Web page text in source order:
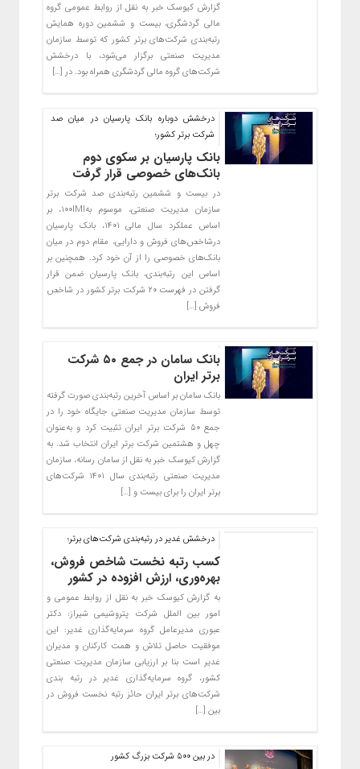
گزارش کیوسک خبر به نقل از روابط عمومی گروه
مالی گردشگری، بیست و ششمین دوره همایش
رتبه‌بندی شرکت‌های برتر کشور که توسط سازمان
مدیریت صنعتی برگزار می‌شود، با درخشش
شرکت‌های گروه مالی گردشگری همراه بود. در […]
درخشش دوباره بانک پارسیان در میان صد
شرکت برتر کشور؛
بانک پارسیان بر سکوی دوم
بانک‌های خصوصی قرار گرفت
در بیست و ششمین رتبه‌بندی صد شرکت برتر
سازمان مدیریت صنعتی، موسوم به۱۰۰IMI، بر
اساس عملکرد سال مالی ۱۴۰۱، بانک پارسیان
درشاخص‌های فروش و دارایی، مقام دوم در میان
بانک‌های خصوصی را از آن خود کرد. همچنین بر
اساس این رتبه‌بندی، بانک پارسیان ضمن قرار
گرفتن در فهرست ۲۰ شرکت برتر کشور در شاخص
فروش […]
بانک سامان در جمع ۵۰ شرکت
برتر ایران
بانک سامان بر اساس آخرین رتبه‌بندی صورت گرفته
توسط سازمان مدیریت صنعتی جایگاه خود را در
جمع ۵۰ شرکت برتر ایران تثبیت کرد و به‌عنوان
چهل و هشتمین شرکت برتر ایران انتخاب شد. به
گزارش کیوسک خبر به نقل از سامان رسانه، سازمان
مدیریت صنعتی رتبه‌بندی سال ۱۴۰۱ شرکت‌های
برتر ایران را برای بیست و […]
درخشش غدیر در رتبه‌بندی شركت‌های برتر؛
کسب رتبه نخست شاخص فروش،
بهره‌وری، ارزش افزوده در کشور
به گزارش کیوسک خبر به نقل از روابط عمومی و
امور بین الملل شرکت پتروشیمی شیراز: دکتر
عبوری مدیرعامل گروه سرمایه‌گذاری غدیر: این
موفقیت حاصل تلاش و همت کارکنان و مدیران
غدیر است بنا بر ارزیابی سازمان مدیریت صنعتی
کشور، گروه سرمایه‌گذاری غدیر در رتبه بندی
شرکت‌های برتر ایران حائز رتبه نخست فروش در
بین […]
در بین 500 شرکت بزرگ کشور